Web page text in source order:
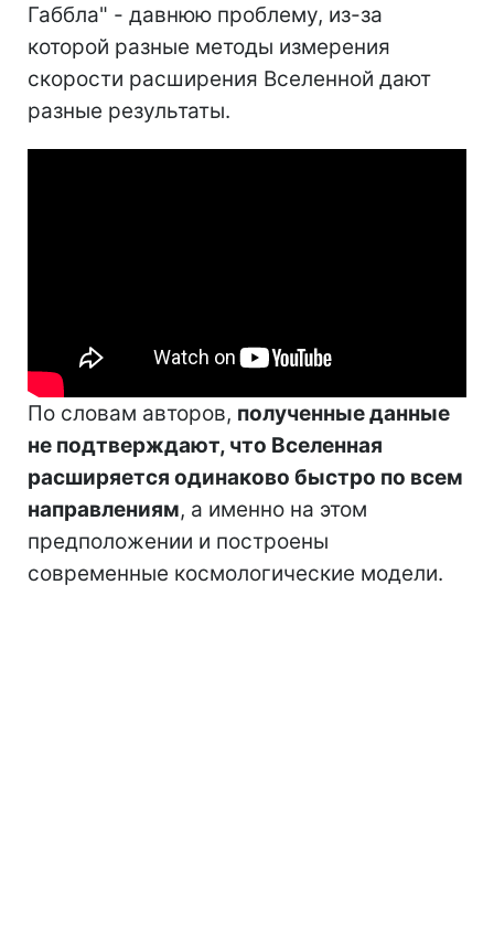
Габбла" - давнюю проблему, из-за
которой разные методы измерения
скорости расширения Вселенной дают
разные результаты.
По словам авторов, полученные данные
не подтверждают, что Вселенная
расширяется одинаково быстро по всем
направлениям, а именно на этом
предположении и построены
современные космологические модели.